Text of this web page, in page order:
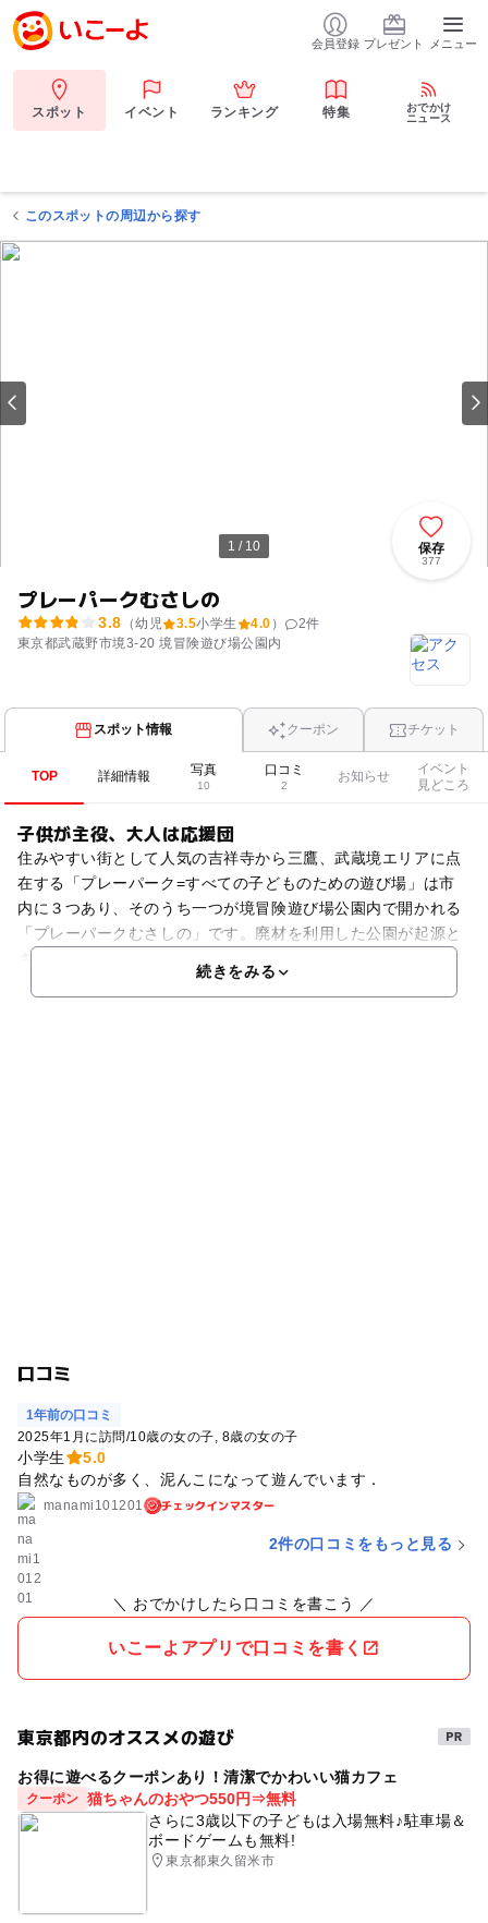
会員登録 プレゼント メニュー
スポット イベント ランキング 特集
おでかけ
ニュース
このスポットの周辺から探す
1 / 10
プレーパークむさしの
3.8 （幼児 3.5小学生 4.0 ） 2件
東京都武蔵野市境3-20 境冒険遊び場公園内
保存
377
スポット情報 クーポン チケット
TOP 詳細情報 写真
10
口コミ
2
お知らせ
イベント
見どころ
子供が主役、大人は応援団
住みやすい街として人気の吉祥寺から三鷹、武蔵境エリアに点
在する「プレーパーク=すべての子どものための遊び場」は市
内に３つあり、そのうち一つが境冒険遊び場公園内で開かれる
「プレーパークむさしの」です。廃材を利用した公園が起源と
されているだけあって、普通の公園ではできないような水遊び
続きをみる
口コミ
1年前の口コミ
2025年1月に訪問/10歳の女の子 8歳の女の子
小学生
5.0
自然なものが多く、泥んこになって遊んでいます．
manami101201 チェックインマスター
2件の口コミをもっと見る
＼ おでかけしたら口コミを書こう ／
いこーよアプリで口コミを書く
東京都内のオススメの遊び
お得に遊べるクーポンあり！清潔でかわいい猫カフェ
クーポン 猫ちゃんのおやつ550円⇒無料
さらに3歳以下の子どもは入場無料♪駐車場＆
ボードゲームも無料!
東京都東久留米市